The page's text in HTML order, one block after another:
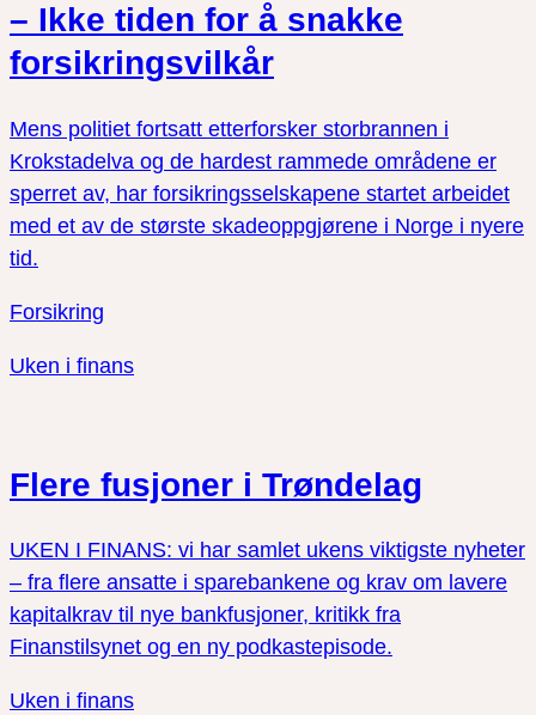
– Ikke tiden for å snakke
forsikringsvilkår
Mens politiet fortsatt etterforsker storbrannen i
Krokstadelva og de hardest rammede områdene er
sperret av, har forsikringsselskapene startet arbeidet
med et av de største skadeoppgjørene i Norge i nyere
tid.
Forsikring
Uken i finans
Flere fusjoner i Trøndelag
UKEN I FINANS: vi har samlet ukens viktigste nyheter
– fra flere ansatte i sparebankene og krav om lavere
kapitalkrav til nye bankfusjoner, kritikk fra
Finanstilsynet og en ny podkastepisode.
Uken i finans